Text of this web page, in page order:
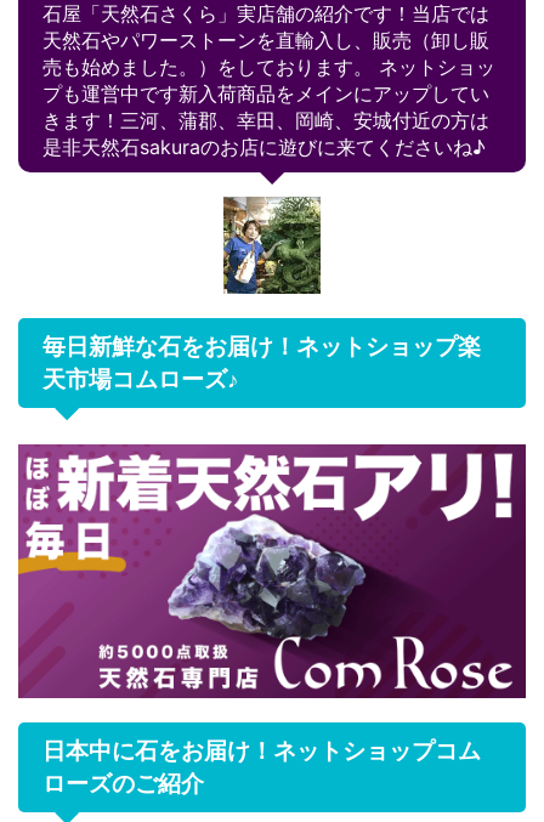
石屋「天然石さくら」実店舗の紹介です！当店では
天然石やパワーストーンを直輸入し、販売（卸し販
売も始めました。）をしております。 ネットショッ
プも運営中です新入荷商品をメインにアップしてい
きます！三河、蒲郡、幸田、岡崎、安城付近の方は
是非天然石sakuraのお店に遊びに来てくださいね♪
毎日新鮮な石をお届け！ネットショップ楽
天市場コムローズ♪
日本中に石をお届け！ネットショップコム
ローズのご紹介